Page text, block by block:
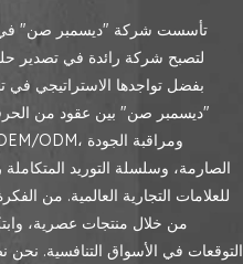
لتصبح شركة رائدة في تصدير
بفضل تواجدها الاستراتيجي في
"ديسمبر صن" بين عقود من
الصارمة، وسلسلة التوريد
للعلامات التجارية العالمية. من
من خلال منتجات عصرية،
التوقعات في الأسواق التنافسية. نحن